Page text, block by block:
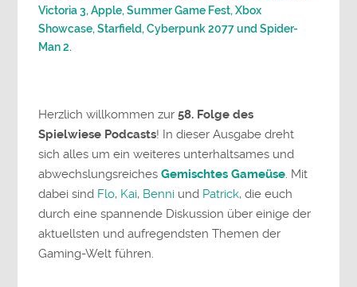
Victoria 3, Apple, Summer Game Fest, Xbox
Showcase, Starfield, Cyberpunk 2077 und Spider-
Man 2.
Herzlich willkommen zur58. Folge des
Spielwiese Podcasts! In dieser Ausgabe dreht
sich alles um ein weiteres unterhaltsames und
abwechslungsreichesGemischtes Gameüse. Mit
dabei sind Flo, Kai, Benni und Patrick, die euch
durch eine spannende Diskussion über einige der
aktuellsten und aufregendsten Themen der
Gaming-Welt führen.